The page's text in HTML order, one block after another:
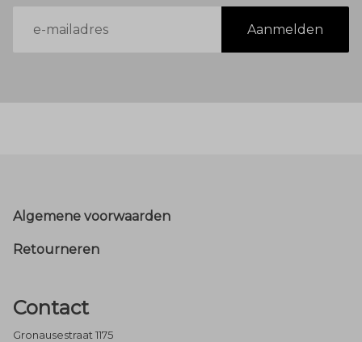
mailadres
Aanmelden
Footer
Algemene voorwaarden
Retourneren
Contact
Gronausestraat 1175